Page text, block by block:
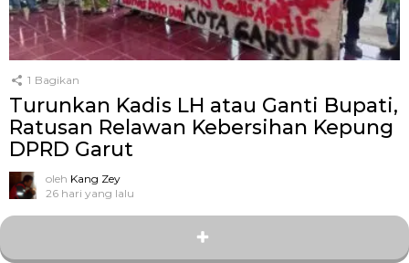
1 Bagikan
Turunkan Kadis LH atau Ganti Bupati,
Ratusan Relawan Kebersihan Kepung
DPRD Garut
oleh Kang Zey
26 hari yang lalu